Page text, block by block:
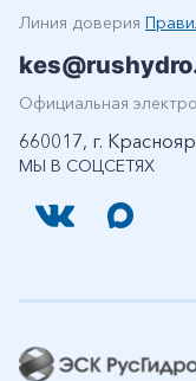
МЫ В СОЦСЕТЯХ
Линия доверия
Официальная
660017, г.